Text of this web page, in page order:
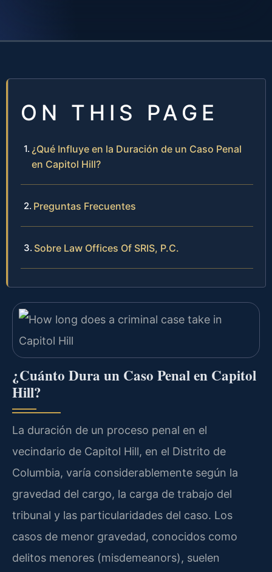
ON THIS PAGE
¿Qué Influye en la Duración de un Caso Penal
en Capitol Hill?
Preguntas Frecuentes
Sobre Law Offices Of SRIS, P.C.
¿Cuánto Dura un Caso Penal en Capitol
Hill?
La duración de un proceso penal en el
vecindario de Capitol Hill, en el Distrito de
Columbia, varía considerablemente según la
gravedad del cargo, la carga de trabajo del
tribunal y las particularidades del caso. Los
casos de menor gravedad, conocidos como
delitos menores (misdemeanors), suelen